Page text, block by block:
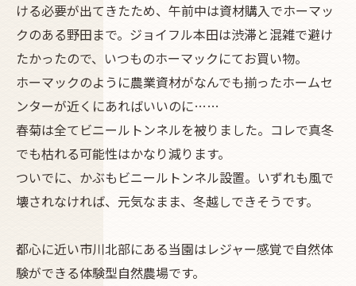
ける必要が出てきたため、午前中は資材購入でホーマッ
クのある野田まで。ジョイフル本田は渋滞と混雑で避け
たかったので、いつものホーマックにてお買い物。
ホーマックのように農業資材がなんでも揃ったホームセ
ンターが近くにあればいいのに……
春菊は全てビニールトンネルを被りました。コレで真冬
でも枯れる可能性はかなり減ります。
ついでに、かぶもビニールトンネル設置。いずれも風で
壊されなければ、元気なまま、冬越しできそうです。
都心に近い市川北部にある当園はレジャー感覚で自然体
験ができる体験型自然農場です。